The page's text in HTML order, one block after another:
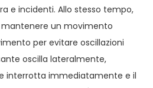
e incidenti. Allo stesso tempo,
un movimento
per evitare oscillazioni
oscilla lateralmente,
interrotta immediatamente e il